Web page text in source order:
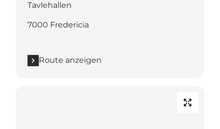
Tavlehallen
7000 Fredericia
Route anzeigen